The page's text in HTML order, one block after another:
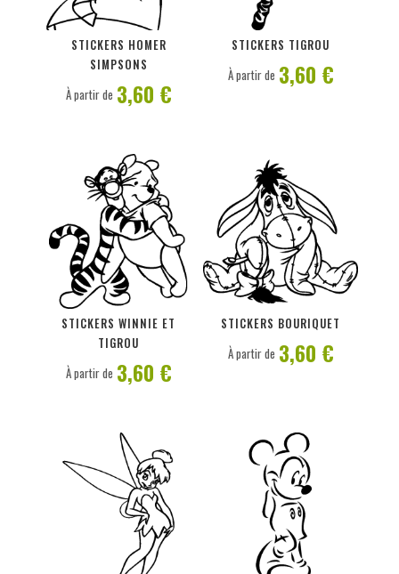
STICKERS HOMER
SIMPSONS
PERSONNALISER
À partir de 3,60 €
STICKERS TIGROU
PERSONNALISER
À partir de 3,60 €
STICKERS WINNIE ET
TIGROU
PERSONNALISER
À partir de 3,60 €
STICKERS BOURIQUET
PERSONNALISER
À partir de 3,60 €